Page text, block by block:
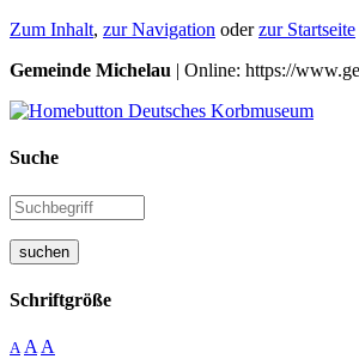
Zum Inhalt, zur Navigation oderzur Startseite
Gemeinde Michelau | Online: https://
Suche
suchen
Schriftgröße
A A A